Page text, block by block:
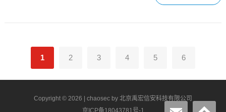
1 2 3 4 5 6
Copyright © 2026 | chaosec by 北京禹宏信安科技有限公司
京ICP备18043781号-1